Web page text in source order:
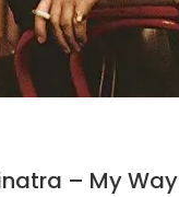
– My Way